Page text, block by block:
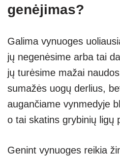
genėjimas?
Galima vynuoges
jų negenėsime arba tai
jų turėsime mažai
sumažės uogų derlius,
augančiame vynmedyje
o tai skatins grybinių ligų
Genint vynuoges reikia